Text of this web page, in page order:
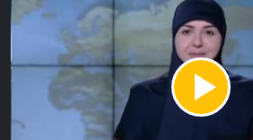
Play
Video